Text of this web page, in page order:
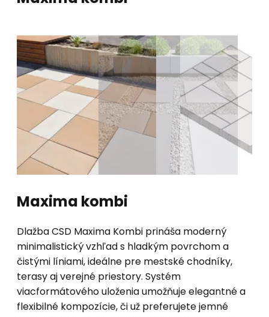
Maxima kombi
Dlažba CSD Maxima Kombi prináša moderný
minimalistický vzhľad s hladkým povrchom a
čistými líniami, ideálne pre mestské chodníky,
terasy aj verejné priestory. Systém
viacformátového uloženia umožňuje elegantné a
flexibilné kompozície, či už preferujete jemné